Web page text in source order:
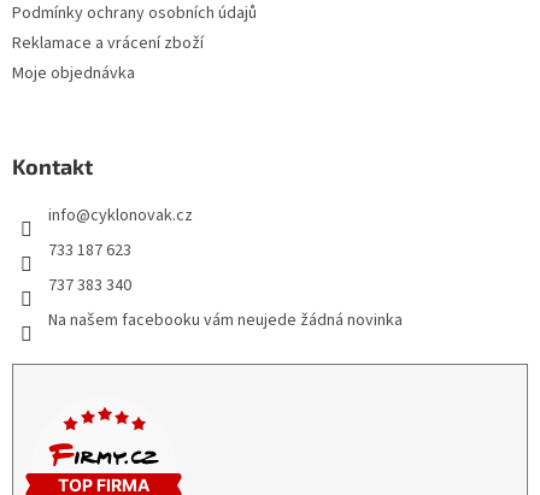
Podmínky ochrany osobních údajů
Reklamace a vrácení zboží
Moje objednávka
Kontakt
info@cyklonovak.cz
733 187 623
737 383 340
Na našem facebooku vám neujede žádná novinka